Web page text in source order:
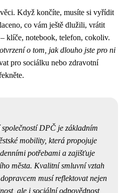
Když končíte, musíte si vyřídit
co vám ještě dlužili, vrátit
klíče, notebook, telefon, cokoliv.
o tom, jak dlouho jste pro ni
pro sociálku nebo zdravotní
DPČ je základním
mobility, která propojuje
potřebami a zajišťuje
města. Kvalitní smluvní vztah
musí reflektovat nejen
ale i sociální odpovědnost